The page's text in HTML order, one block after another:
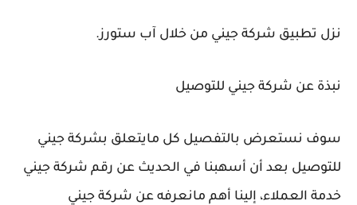
نزل تطبيق شركة جيني من خلال آب ستورز.
نبذة عن شركة جيني للتوصيل
سوف نستعرض بالتفصيل كل مايتعلق بشركة جيني
للتوصيل بعد أن أسهبنا في الحديث عن رقم شركة جيني
خدمة العملاء، إلينا أهم مانعرفه عن شركة جيني